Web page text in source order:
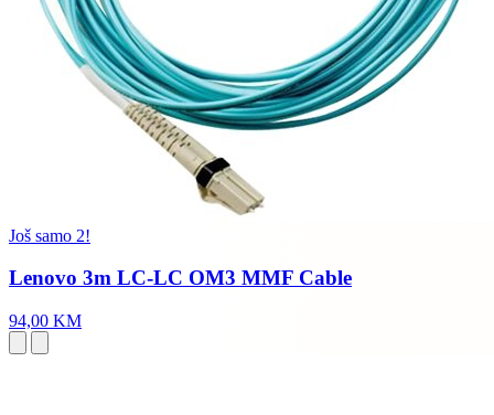
Još samo 2!
Lenovo 3m LC-LC OM3 MMF Cable
94,00 KM